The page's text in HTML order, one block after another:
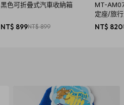
黑色可折疊式汽車收納箱
NT$ 899NT$ 899
MT-
定座/旅
NT$ 820